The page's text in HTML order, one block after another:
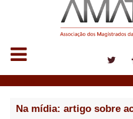
Na mídia: artigo sobre